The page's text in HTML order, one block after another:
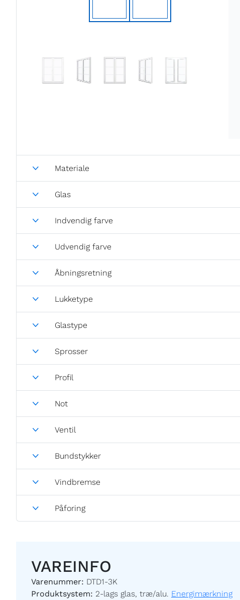
Materiale
Glas
Indvendig farve
Udvendig farve
Åbningsretning
Lukketype
Glastype
Sprosser
Profil
Not
Ventil
Bundstykker
Vindbremse
Påforing
VAREINFO
Varenummer: DTD1-3K
Produktsystem: 2-lags glas, træ/alu. Energimærkning